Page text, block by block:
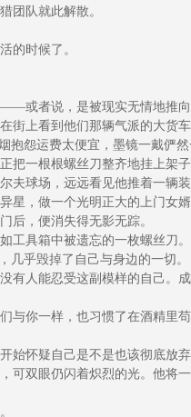
团队就此解散。
时候了。
或者说，是被现实无情地推向
上看到他们那辆气派的大货
抱怨运费太便宜，墨镜一戴俨
一根根螺丝刀整齐地挂上架
球场，远远看见他推着一辆
，做一个光明正大的上门女
，便消失得无影无踪。
具箱中被遗忘的一枚螺丝刀
几乎毁掉了自己与身边的一切。
人能忍受这副模样的自己。
你一样，也习惯了在酒精里
怀疑自己是不是也该彻底放弃
双眼仍闪着炽烈的光。他将